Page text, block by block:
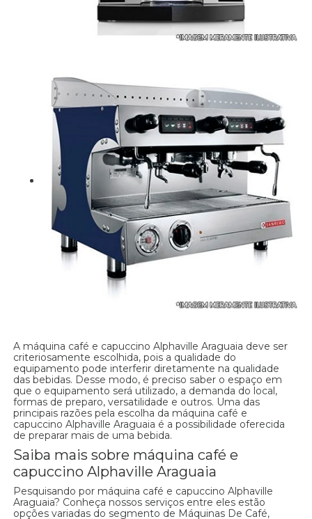
A máquina café e capuccino Alphaville Araguaia deve ser
criteriosamente escolhida, pois a qualidade do
equipamento pode interferir diretamente na qualidade
das bebidas. Desse modo, é preciso saber o espaço em
que o equipamento será utilizado, a demanda do local,
formas de preparo, versatilidade e outros. Uma das
principais razões pela escolha da máquina café e
capuccino Alphaville Araguaia é a possibilidade oferecida
de preparar mais de uma bebida.
Saiba mais sobre máquina café e
capuccino Alphaville Araguaia
Pesquisando por máquina café e capuccino Alphaville
Araguaia? Conheça nossos serviços entre eles estão
opções variadas do segmento de Máquinas De Café,